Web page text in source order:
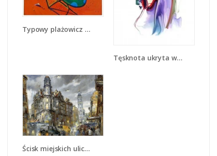
Typowy plażowicz z dodatkiem - GR100
Tęsknota ukryta w spojrzeniu - GR520
Ścisk miejskich uliczek - GR233